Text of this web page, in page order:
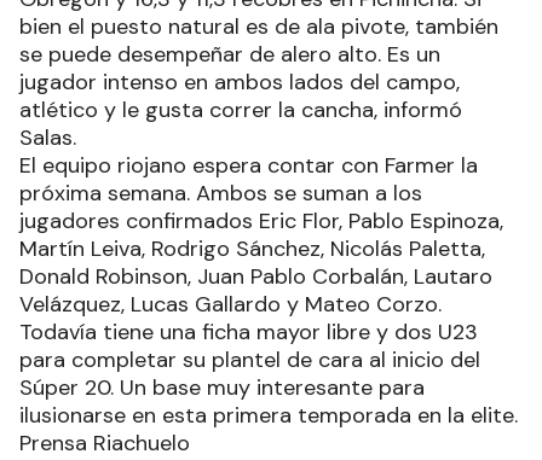
bien el puesto natural es de ala pivote, también
se puede desempeñar de alero alto. Es un
jugador intenso en ambos lados del campo,
atlético y le gusta correr la cancha, informó
Salas.
El equipo riojano espera contar con Farmer la
próxima semana. Ambos se suman a los
jugadores confirmados Eric Flor, Pablo Espinoza,
Martín Leiva, Rodrigo Sánchez, Nicolás Paletta,
Donald Robinson, Juan Pablo Corbalán, Lautaro
Velázquez, Lucas Gallardo y Mateo Corzo.
Todavía tiene una ficha mayor libre y dos U23
para completar su plantel de cara al inicio del
Súper 20. Un base muy interesante para
ilusionarse en esta primera temporada en la elite.
Prensa Riachuelo